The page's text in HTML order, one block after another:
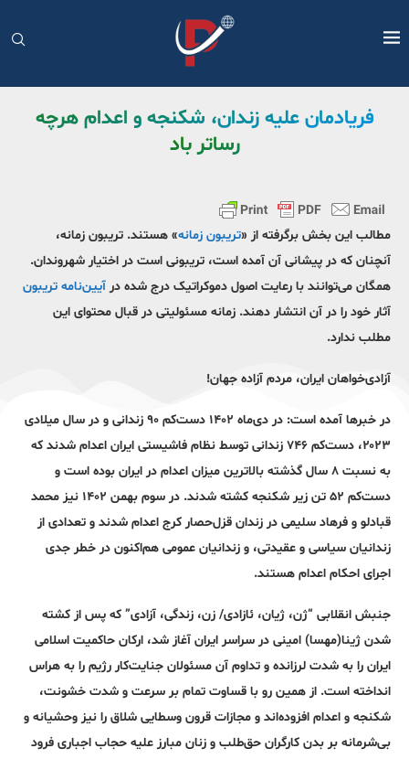
فریادمان علیه زندان، شکنجه و اعدام هرچه
رساتر باد
مطالب این بخش برگرفته از «تریبون زمانه» هستند. تریبون زمانه،
آنچنان که در پیشانی آن آمده است، تریبونی است در اختیار شهروندان.
همگان می‌توانند با رعایت اصول دموکراتیک درج شده در آیین‌نامه تریبون
آثار خود را در آن انتشار دهند. زمانه مسئولیتی در قبال محتوای این
مطلب ندارد.
آزادی‌خواهان ایران، مردم آزاده جهان!
در خبرها آمده است: در دی‌ماه ۱۴۰۲ دست‌کم ۹۰ زندانی و در سال میلادی
۲۰۲۳، دست‌کم ۷۴۶ زندانی توسط نظام فاشیستی ایران اعدام شدند که
به نسبت ۸ سال گذشته بالاترین میزان اعدام در ایران بوده است و
دست‌کم ۵۲ تن زیر شکنجه کشته شدند. در سوم بهمن ۱۴۰۲ نیز محمد
قبادلو و فرهاد سلیمی در زندان قزل‌حصار کرج اعدام شدند و تعدادی از
زندانیان سیاسی و عقیدتی، و زندانیان عمومی هم‌اکنون در خطر جدی
اجرای احکام اعدام هستند.
جنبش انقلابی “ژن، ژیان، ئازادی/ زن، زندگی، آزادی” که پس از کشته
شدن ژینا(مهسا) امینی در سراسر ایران آغاز شد، ارکان حاکمیت اسلامی
ایران را به شدت لرزانده و تداوم آن مسئولان جنایت‌کار رژیم را به هراس
انداخته است. از همین رو با قساوت تمام بر سرعت و شدت خشونت،
شکنجه و اعدام افزوده‌اند و مجازات قرون وسطایی شلاق را نیز وحشیانه و
بی‌شرمانه بر بدن کارگران حق‌طلب و زنان مبارز علیه حجاب اجباری فرود